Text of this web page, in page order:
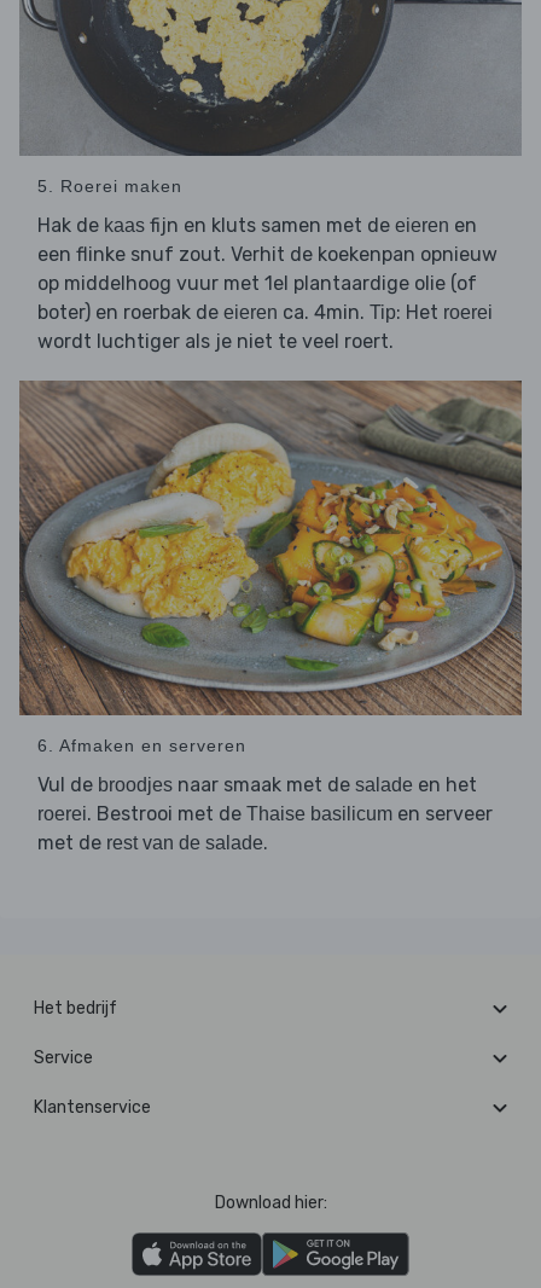
5. Roerei maken
Hak de kaas fijn en kluts samen met de eieren en
een flinke snuf zout. Verhit de koekenpan opnieuw
op middelhoog vuur met 1el plantaardige olie (of
boter) en roerbak de eieren ca. 4min. Tip: Het roerei
wordt luchtiger als je niet te veel roert.
6. Afmaken en serveren
Vul de broodjes naar smaak met de salade en het
roerei. Bestrooi met de Thaise basilicum en serveer
met de rest van de salade.
Het bedrijf
Service
Klantenservice
Download hier: